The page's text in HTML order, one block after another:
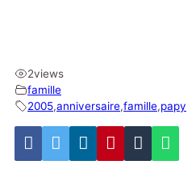
2views
famille
2005,anniversaire,famille,papy